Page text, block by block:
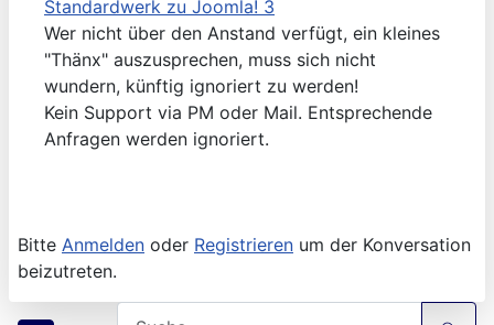
Standardwerk zu Joomla! 3
Wer nicht über den Anstand verfügt, ein kleines
"Thänx" auszusprechen, muss sich nicht
wundern, künftig ignoriert zu werden!
Kein Support via PM oder Mail. Entsprechende
Anfragen werden ignoriert.
Bitte Anmelden oder Registrieren um der Konversation
beizutreten.